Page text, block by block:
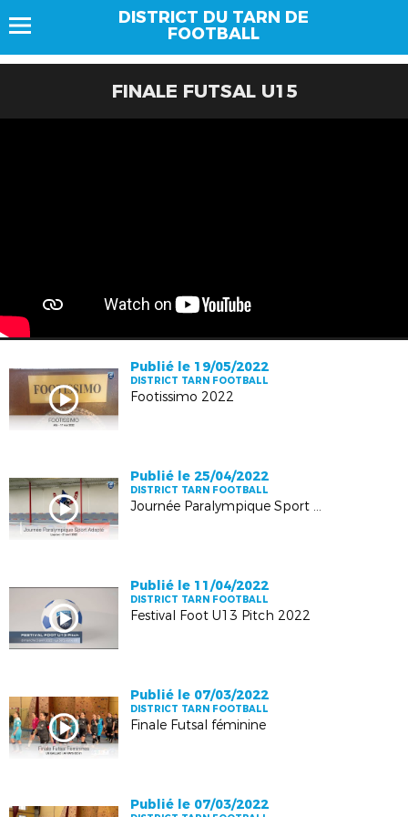
DISTRICT DU TARN DE
FOOTBALL
FINALE FUTSAL U15
Publié le 19/05/2022
DISTRICT TARN FOOTBALL
Footissimo 2022
Publié le 25/04/2022
DISTRICT TARN FOOTBALL
Journée Paralympique Sport Adapté LAGRAVE
Publié le 11/04/2022
DISTRICT TARN FOOTBALL
Festival Foot U13 Pitch 2022
Publié le 07/03/2022
DISTRICT TARN FOOTBALL
Finale Futsal féminine
Publié le 07/03/2022